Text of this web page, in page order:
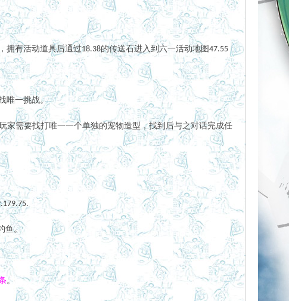
拥有活动道具后通过18.38的传送石进入到六一活动地图47.55
唯一挑战。
家需要找打唯一一个单独的宠物造型，找到后与之对话完成任
鱼。
。